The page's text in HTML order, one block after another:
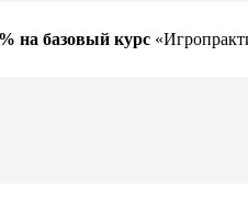
на базовый курс